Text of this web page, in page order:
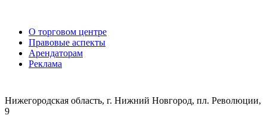
О торговом центре
Правовые аспекты
Арендаторам
Реклама
Нижегородская область, г. Нижний Новгород, пл. Революции,
9